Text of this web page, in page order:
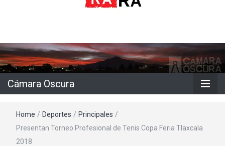
Cámara
Oscura
Cámara Oscura
Home / Deportes / Principales /
Presentan Torneo Profesional de Tenis Copa Feria Tlaxcala
2018